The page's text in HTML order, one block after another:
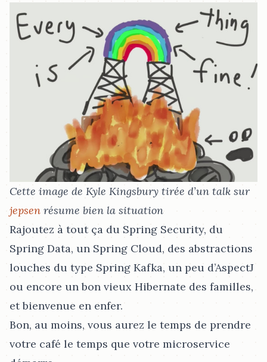
Cette image de Kyle Kingsbury tirée d’un talk sur
jepsen résume bien la situation
Rajoutez à tout ça du Spring Security, du
Spring Data, un Spring Cloud, des abstractions
louches du type Spring Kafka, un peu d’AspectJ
ou encore un bon vieux Hibernate des familles,
et bienvenue en enfer.
Bon, au moins, vous aurez le temps de prendre
votre café le temps que votre microservice